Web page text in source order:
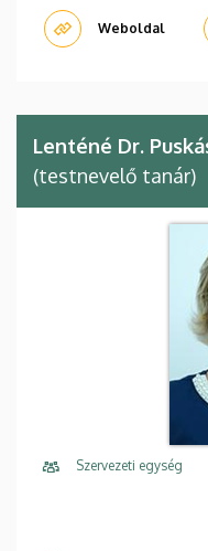
Weboldal
Lenténé Dr.
(testnevelő tanár)
Szervezeti egység